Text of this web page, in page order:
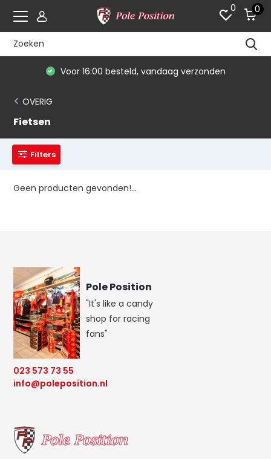
0 0
Voor 16:00 besteld, vandaag verzonden
OVERIG
Fietsen
Filters
Geen producten gevonden!...
Pole Position
"It's like a candy
shop for racing
fans"
023 573 73 55
info@poleposition.nl